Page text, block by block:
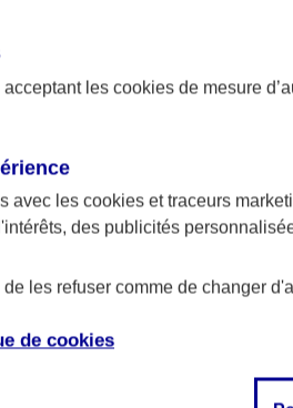
les cookies de mesure
avec les cookies et traceurs
des publicités
les refuser comme de changer
de cookies